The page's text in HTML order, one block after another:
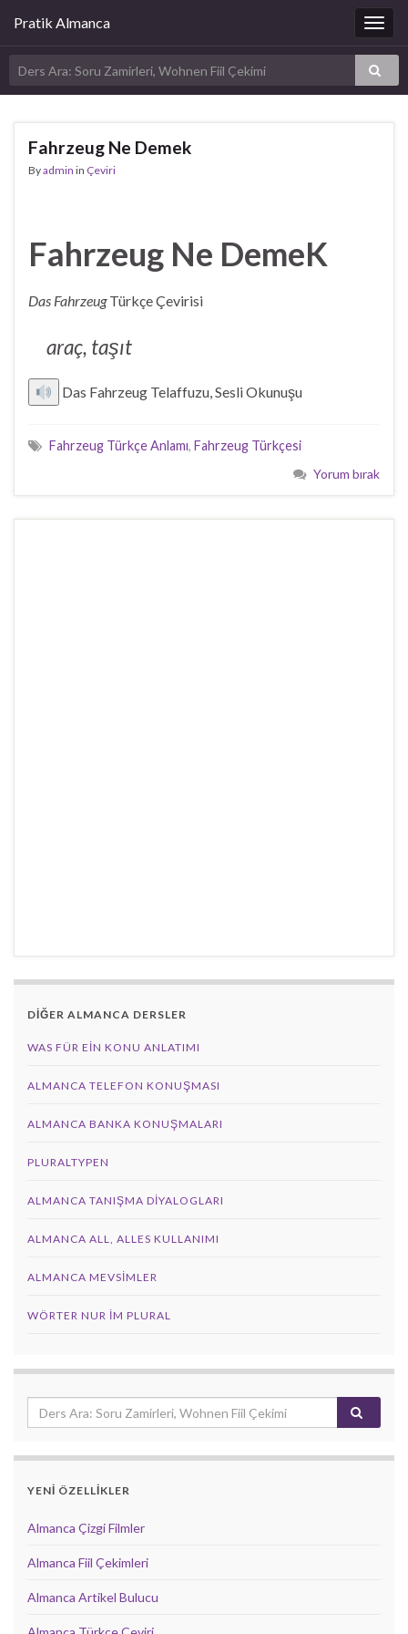
Pratik Almanca
Fahrzeug Ne Demek
Byadmin in Çeviri
Fahrzeug Ne DemeK
Das FahrzeugTürkçe Çevirisi
araç, taşıt
Das Fahrzeug Telaffuzu, Sesli Okunuşu
Fahrzeug Türkçe Anlamı, Fahrzeug Türkçesi
Yorum bırak
DİĞER ALMANCA DERSLER
WAS FÜR EIN KONU ANLATIMI
ALMANCA TELEFON KONUŞMASI
ALMANCA BANKA KONUŞMALARI
PLURALTYPEN
ALMANCA TANIŞMA DIYALOGLARI
ALMANCA ALL, ALLES KULLANIMI
ALMANCA MEVSIMLER
WÖRTER NUR IM PLURAL
YENİ ÖZELLİKLER
Almanca Çizgi Filmler
Almanca Fiil Çekimleri
Almanca Artikel Bulucu